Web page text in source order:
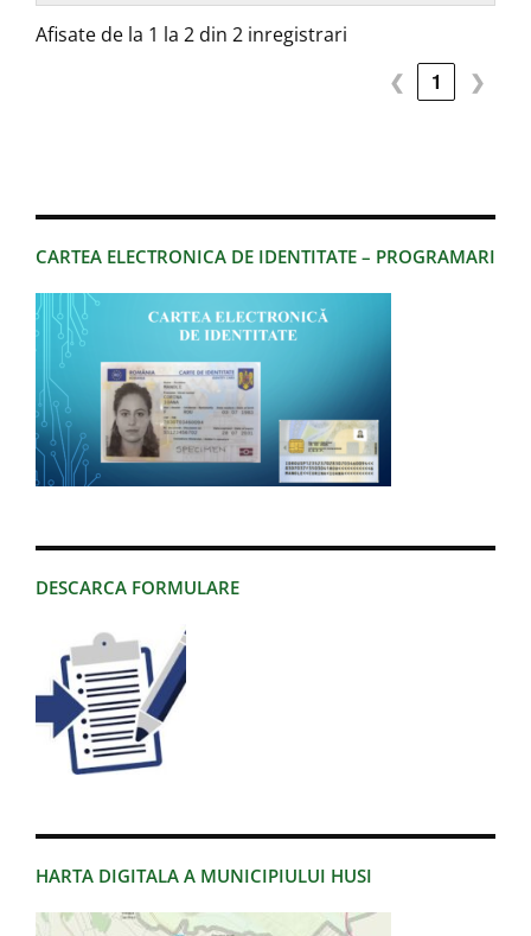
CARTEA ELECTRONICA DE IDENTITATE – PROGRAMARI
DESCARCA FORMULARE
HARTA DIGITALA A MUNICIPIULUI HUSI
Afisate de la 1 la 2 din 2 inregistrari
❮ 1 ❯